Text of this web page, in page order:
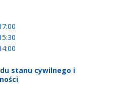
stanu cywilnego i